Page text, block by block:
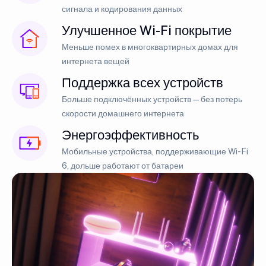
сигнала и кодирования данных
Улучшенное Wi-Fi покрытие
Меньше помех в многоквартирных домах для
интернета вещей
Поддержка всех устройств
Больше подключённых устройств — без потерь
скорости домашнего интернета
Энергоэффективность
Мобильные устройства, поддерживающие Wi-Fi
6, дольше работают от батареи